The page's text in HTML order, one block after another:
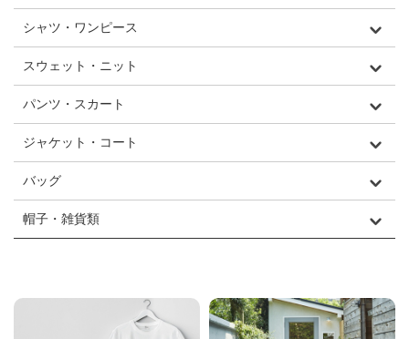
シャツ・ワンピース
スウェット・ニット
パンツ・スカート
ジャケット・コート
バッグ
帽子・雑貨類